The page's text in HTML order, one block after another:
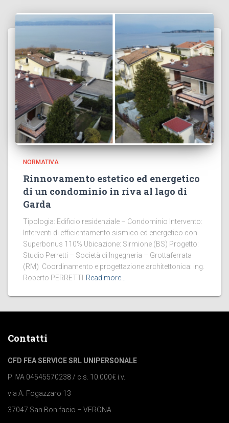
NORMATIVA
Rinnovamento estetico ed energetico
di un condominio in riva al lago di
Garda
Tipologia: Edificio residenziale – Condominio Intervento:
Interventi di efficientamento sismico ed energetico con
Superbonus 110% Ubicazione: Sirmione (BS) Progetto:
Studio Perretti – Società di Ingegneria – Grottaferrata
(RM) Coordinamento e progettazione architettonica: ing.
Roberto PERRETTI Read more…
Contatti
CFD FEA SERVICE SRL UNIPERSONALE
P. IVA 04545570238 / c.s. 10.000€ i.v.
via A. Fogazzaro 13
37047 San Bonifacio – VERONA